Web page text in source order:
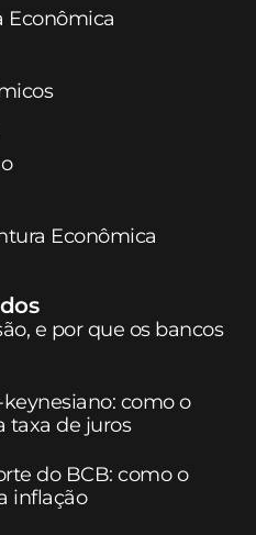
Econômica
Econômica
e por que os bancos
como o
taxa de juros
do BCB: como o
inflação